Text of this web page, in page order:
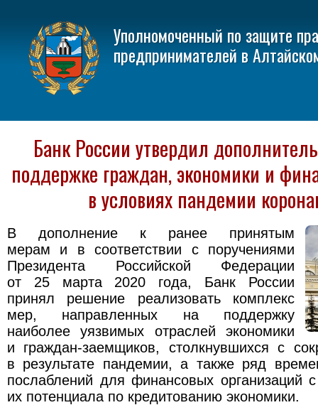
Уполномоченный по защите
предпринимателей в
Банк России утвердил
поддержке граждан, экономики и
в условиях пандемии
В дополнение к ранее принятым
мерам и в соответствии с поручениями
Президента Российской Федерации
от 25 марта 2020 года, Банк России
принял решение реализовать комплекс
мер, направленных на поддержку
наиболее уязвимых отраслей экономики
и граждан-заемщиков, столкнувшихся с
в результате пандемии, а также ряд
послаблений для финансовых организаций
их потенциала по кредитованию экономики.